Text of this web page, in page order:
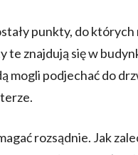
punkty, do
te znajdują się w
mogli podjechać do
rozsądnie. Jak